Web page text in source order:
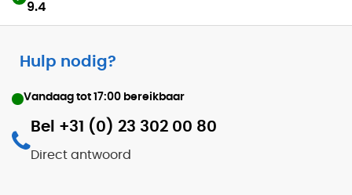
9.4
Hulp nodig?
Vandaag tot 17:00 bereikbaar
Bel +31 (0) 23 302 00 80
Direct antwoord